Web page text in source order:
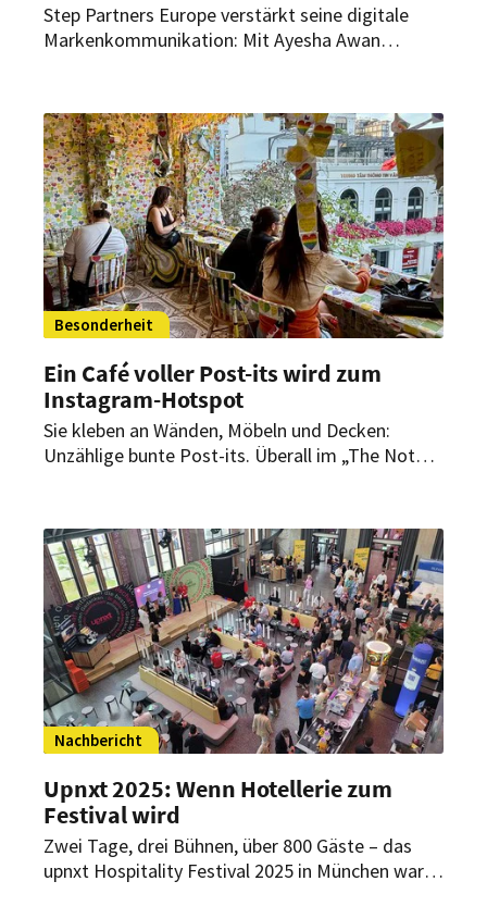
Step Partners Europe verstärkt seine digitale
Markenkommunikation: Mit Ayesha Awan
im Bereich Social Media & Branding. Die Expertin
soll die Online-Präsenz sowie die strategische
Markenpositionierung des Unternehmens weiter
ausbauen.
Besonderheit
Ein Café voller Post-its wird zum
Instagram-Hotspot
Sie kleben an Wänden, Möbeln und Decken:
Unzählige bunte Post-its. Überall im „The Note
zu einem echten Gästemagneten.
Nachbericht
Upnxt 2025: Wenn Hotellerie zum
Festival wird
Zwei Tage, drei Bühnen, über 800 Gäste – das
upnxt Hospitality Festival 2025 in München war